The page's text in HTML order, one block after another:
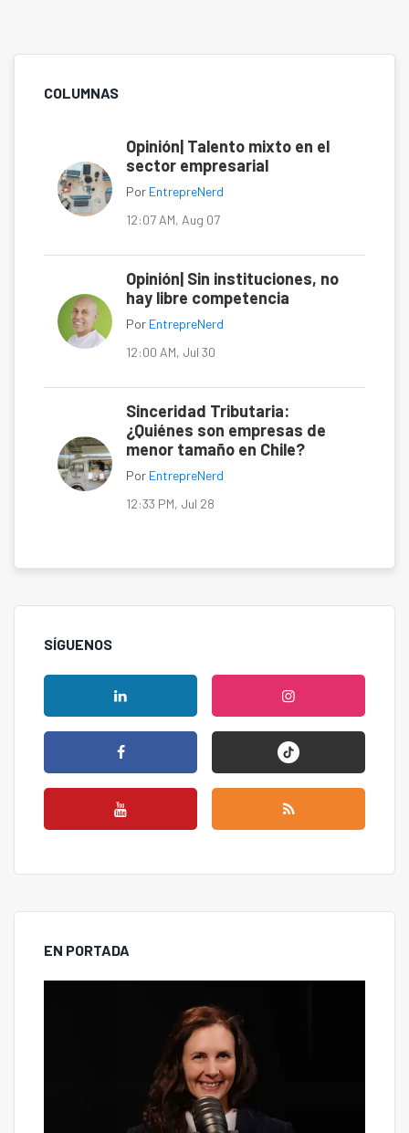
COLUMNAS
Opinión| Talento mixto en el
sector empresarial
Por EntrepreNerd
12:07 AM, Aug 07
Opinión| Sin instituciones, no
hay libre competencia
Por EntrepreNerd
12:00 AM, Jul 30
Sinceridad Tributaria:
¿Quiénes son empresas de
menor tamaño en Chile?
Por EntrepreNerd
12:33 PM, Jul 28
SÍGUENOS
EN PORTADA